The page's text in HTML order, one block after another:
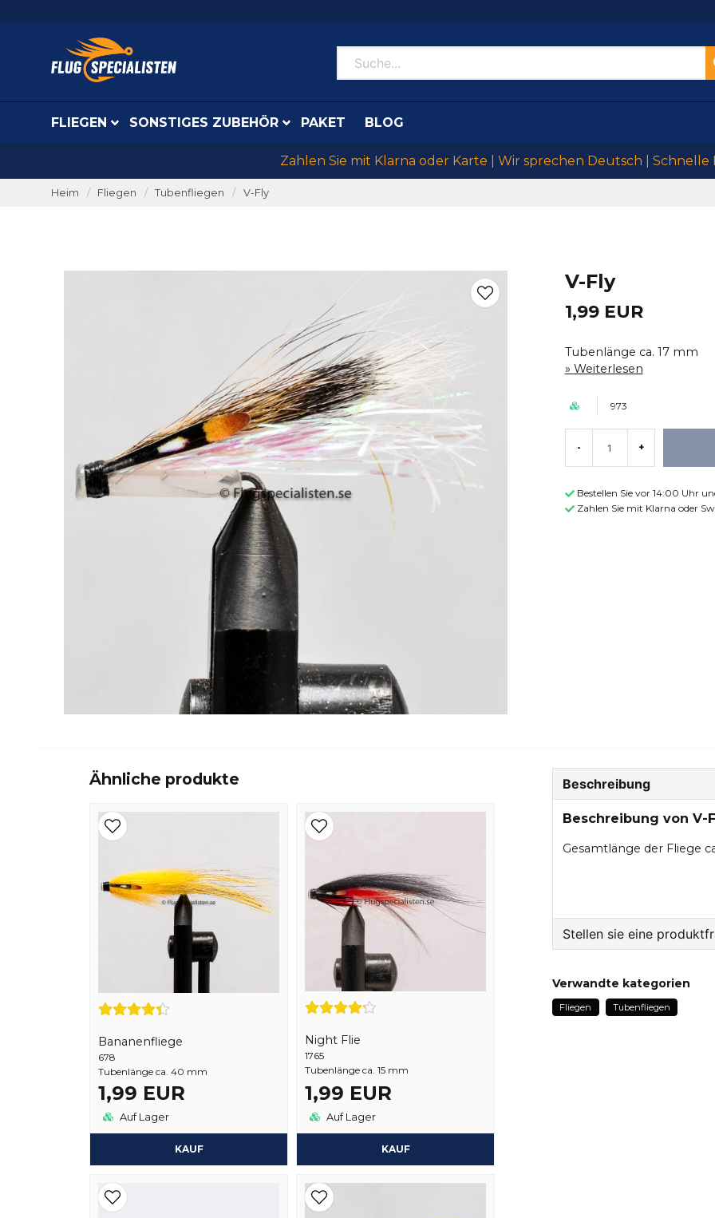
FLIEGEN SONSTIGES ZUBEHÖR PAKET BLOG
Zahlen Sie mit Klarna oder Karte | Wir sprechen Deutsch |
Heim Fliegen Tubenfliegen V-Fly
V-Fly
1,99 EUR
Tubenlänge ca. 17 mm
Weiterlesen
973
- +
Bestellen Sie vor 14:00 Uhr
Zahlen Sie mit Klarna oder
Ähnliche produkte
Bananenfliege
678
Tubenlänge ca. 40 mm
1,99 EUR
Auf Lager
KAUF
Night Flie
1765
Tubenlänge ca. 15 mm
1,99 EUR
Auf Lager
KAUF
Beschreibung
Beschreibung von V-
Gesamtlänge der Fliege
Stellen sie eine
Fragen sie uns etwas
Verwandte kategorien
Fliegen Tubenfliegen